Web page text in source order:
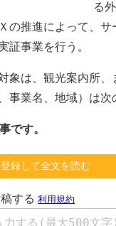
る
の推進によって、
証事業を行う。
象は、観光案内所、
事業名、地域）は次
です。
録して全文を読む